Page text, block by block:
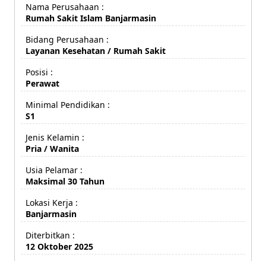
Nama Perusahaan :
Rumah Sakit Islam Banjarmasin
Bidang Perusahaan :
Layanan Kesehatan / Rumah Sakit
Posisi :
Perawat
Minimal Pendidikan :
S1
Jenis Kelamin :
Pria / Wanita
Usia Pelamar :
Maksimal 30 Tahun
Lokasi Kerja :
Banjarmasin
Diterbitkan :
12 Oktober 2025